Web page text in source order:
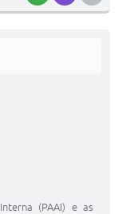
(PAAI) e as